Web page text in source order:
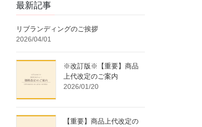
最新記事
リブランディングのご挨拶
2026/04/01
※改訂版※【重要】商品
上代改定のご案内
2026/01/20
【重要】商品上代改定の